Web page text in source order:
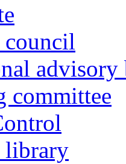
advisory
committee
library